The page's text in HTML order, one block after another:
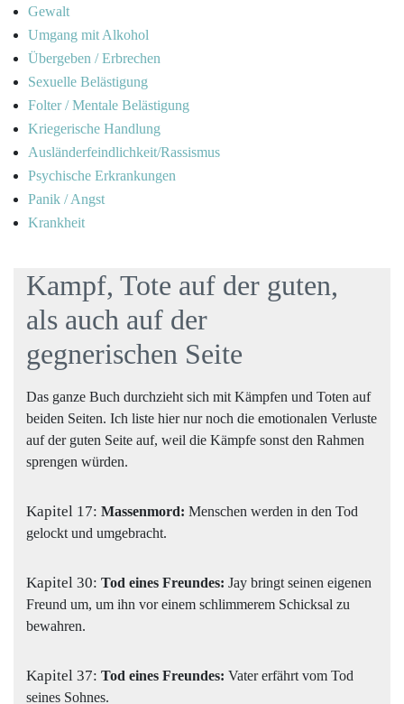
Gewalt
Umgang mit Alkohol
Übergeben / Erbrechen
Sexuelle Belästigung
Folter / Mentale Belästigung
Kriegerische Handlung
Ausländerfeindlichkeit/Rassismus
Psychische Erkrankungen
Panik / Angst
Krankheit
Kampf, Tote auf der guten,
als auch auf der
gegnerischen Seite
Das ganze Buch durchzieht sich mit Kämpfen und Toten auf
beiden Seiten. Ich liste hier nur noch die emotionalen Verluste
auf der guten Seite auf, weil die Kämpfe sonst den Rahmen
sprengen würden.
Kapitel 17: Massenmord: Menschen werden in den Tod
gelockt und umgebracht.
Kapitel 30: Tod eines Freundes: Jay bringt seinen eigenen
Freund um, um ihn vor einem schlimmerem Schicksal zu
bewahren.
Kapitel 37: Tod eines Freundes: Vater erfährt vom Tod
seines Sohnes.